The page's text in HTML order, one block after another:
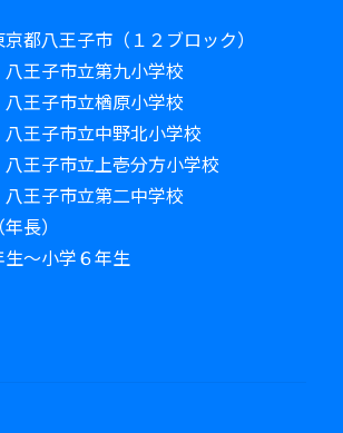
都八王子市（１２ブロック）
王子市立第九小学校
立楢原小学校
中野北小学校
上壱分方小学校
立第二中学校
長）
小学６年生